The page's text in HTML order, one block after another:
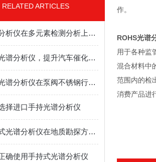
RELATED ARTICLES
光谱分析仪在多元素检测分析上的高效应用
手持光谱分析仪，提升汽车催化剂回收率
手持光谱分析仪在泵阀不锈钢行业的检测应用
择进口手持光谱分析仪
手持式光谱分析仪在地质勘探方面的应用
确使用手持式光谱分析仪
作。
ROHS光谱
用于各种监
混合材料中
范围内的检
消费产品进